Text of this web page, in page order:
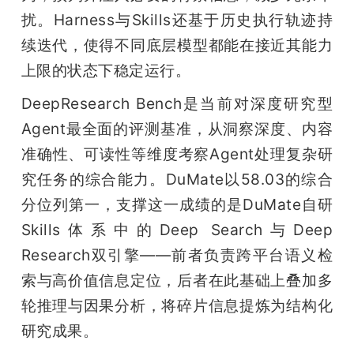
扰。Harness与Skills还基于历史执行轨迹持
续迭代，使得不同底层模型都能在接近其能力
上限的状态下稳定运行。
DeepResearch Bench是当前对深度研究型
Agent最全面的评测基准，从洞察深度、内容
准确性、可读性等维度考察Agent处理复杂研
究任务的综合能力。DuMate以58.03的综合
分位列第一，支撑这一成绩的是DuMate自研
Skills体系中的Deep Search与Deep
Research双引擎——前者负责跨平台语义检
索与高价值信息定位，后者在此基础上叠加多
轮推理与因果分析，将碎片信息提炼为结构化
研究成果。